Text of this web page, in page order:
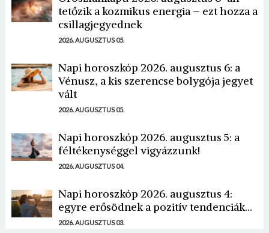
tetőzik a kozmikus energia – ezt hozza a
csillagjegyednek
2026. AUGUSZTUS 05.
Napi horoszkóp 2026. augusztus 6: a
Vénusz, a kis szerencse bolygója jegyet
vált
2026. AUGUSZTUS 05.
Napi horoszkóp 2026. augusztus 5: a
féltékenységgel vigyázzunk!
2026. AUGUSZTUS 04.
Napi horoszkóp 2026. augusztus 4:
egyre erősödnek a pozitív tendenciák...
2026. AUGUSZTUS 03.